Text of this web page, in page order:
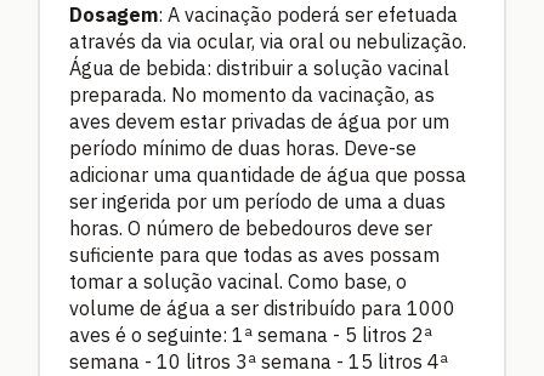
Dosagem: A vacinação poderá ser efetuada
através da via ocular, via oral ou nebulização.
Água de bebida: distribuir a solução vacinal
preparada. No momento da vacinação, as
aves devem estar privadas de água por um
período mínimo de duas horas. Deve-se
adicionar uma quantidade de água que possa
ser ingerida por um período de uma a duas
horas. O número de bebedouros deve ser
suficiente para que todas as aves possam
tomar a solução vacinal. Como base, o
volume de água a ser distribuído para 1000
aves é o seguinte: 1ª semana - 5 litros 2ª
semana - 10 litros 3ª semana - 15 litros 4ª